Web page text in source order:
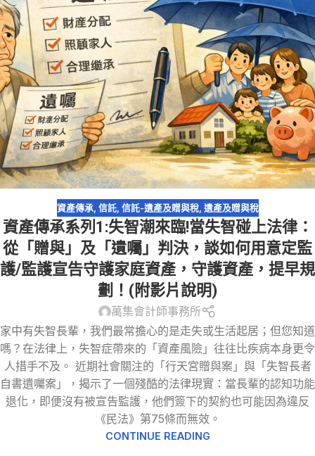
資產傳承, 信託, 信託-遺產及贈與稅, 遺產及贈與稅
資產傳承系列1:失智潮來臨!當失智碰上法律：
從「贈與」及「遺囑」判決，談如何用意定監
護/監護宣告守護家庭資產，守護資產，提早規
劃！(附影片說明)
萬集會計師事務所
家中有失智長輩，我們最常擔心的是走失或生活起居；但您知道
嗎？在法律上，失智症帶來的「資產風險」往往比疾病本身更令
人措手不及。 近期社會關注的「行天宮贈與案」與「失智長者
自書遺囑案」，揭示了一個殘酷的法律現實：當長輩的認知功能
退化，即便沒有被宣告監護，他們簽下的契約也可能因為違反
《民法》第75條而無效。
CONTINUE READING